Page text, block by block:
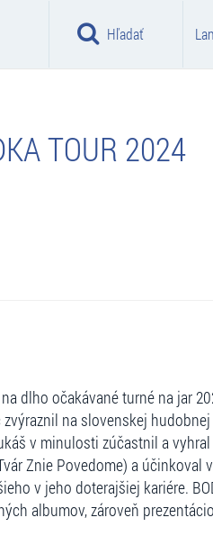
Hľadať
TOUR 2024
dlho očakávané turné na jar
na slovenskej
v minulosti zúčastnil a
Znie Povedome) a
v jeho doterajšiej kariére.
albumov, zároveň